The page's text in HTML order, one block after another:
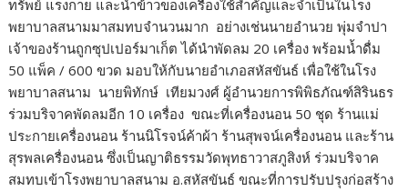
ทรัพย์ แรงกาย และนำข้าวของเครื่องใช้สำคัญและจำเป็นในโรง
พยาบาลสนามมาสมทบจำนวนมาก อย่างเช่นนายอำนวย พุ่มจำปา
เจ้าของร้านถูกซุปเปอร์มาเก็ต ได้นำพัดลม 20 เครื่อง พร้อมน้ำดื่ม
50 แพ็ค / 600 ขวด มอบให้กับนายอำเภอสหัสขันธ์ เพื่อใช้ในโรง
พยาบาลสนาม นายพิทักษ์ เทียมวงศ์ ผู้อำนวยการพิพิธภัณฑ์สิรินธร
ร่วมบริจาคพัดลมอีก 10 เครื่อง ขณะที่เครื่องนอน 50 ชุด ร้านแม่
ประกายเครื่องนอน ร้านนิโรจน์ค้าผ้า ร้านสุพจน์เครื่องนอน และร้าน
สุรพลเครื่องนอน ซึ่งเป็นญาติธรรมวัดพุทธาวาสภูสิงห์ ร่วมบริจาค
สมทบเข้าโรงพยาบาลสนาม อ.สหัสขันธ์ ขณะที่การปรับปรุงก่อสร้าง